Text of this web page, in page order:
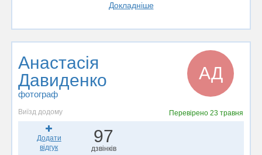
Докладніше
Анастасія
Давиденко
фотограф
АД
Виїзд додому Перевірено23 травня
Додати
відгук
97
дзвінків